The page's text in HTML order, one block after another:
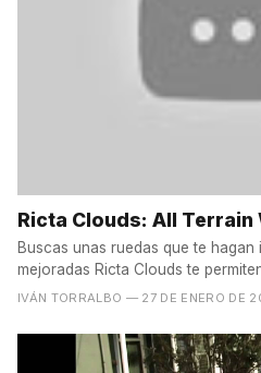
Ricta Clouds: All Terrain
Buscas unas ruedas que te
mejoradas Ricta Clouds te
casi...
IVÁN TORRALBO — 27 DE ENERO DE